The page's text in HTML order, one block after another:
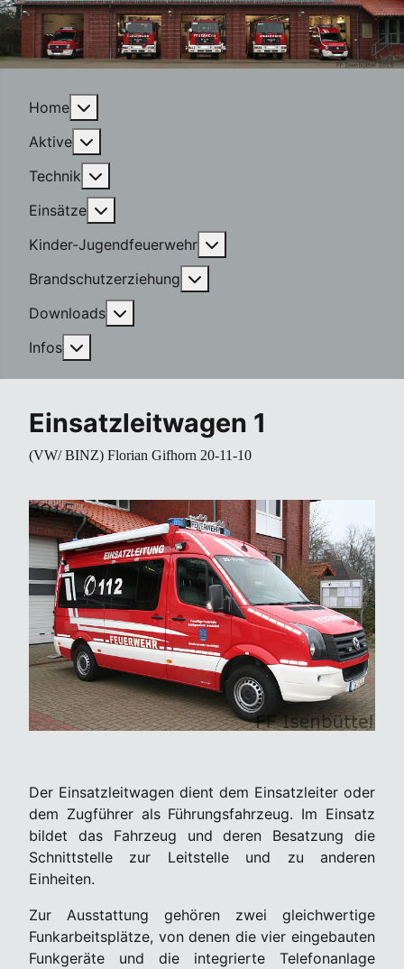
Home
Aktive
Technik
Einsätze
Kinder-Jugendfeuerwehr
Brandschutzerziehung
Downloads
Infos
Einsatzleitwagen 1
(VW/ BINZ) Florian Gifhorn 20-11-10
Der Einsatzleitwagen dient dem Einsatzleiter oder
dem Zugführer als Führungsfahrzeug. Im Einsatz
bildet das Fahrzeug und deren Besatzung die
Schnittstelle zur Leitstelle und zu anderen
Einheiten.
Zur Ausstattung gehören zwei gleichwertige
Funkarbeitsplätze, von denen die vier eingebauten
Funkgeräte und die integrierte Telefonanlage